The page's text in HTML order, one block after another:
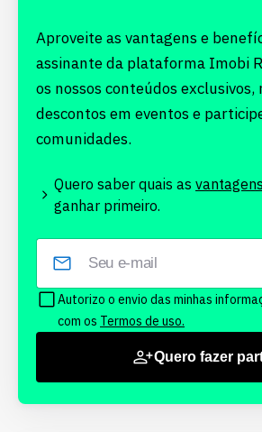
Aproveite as vantagens e
assinante da plataforma Imobi
os nossos conteúdos exclusivos,
descontos em eventos e
comunidades.
Quero saber quais as vantagens
ganhar primeiro.
Autorizo o envio das minhas
com os Termos de uso.
Quero fazer